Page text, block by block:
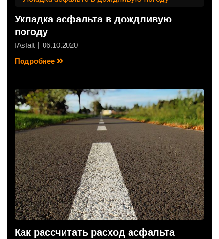
Укладка асфальта в дождливую
погоду
IAsfalt
06.10.2020
Подробнее
Как рассчитать расход асфальта